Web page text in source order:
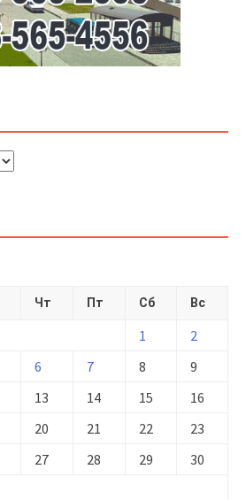
Чт Пт Сб Вс
1
2
6 7 8
9
13 14 15
16
20 21 22
23
27 28 29
30